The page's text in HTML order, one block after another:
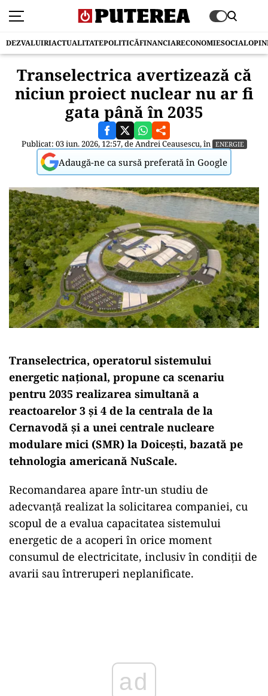
DEZVALUIRIACTUALITATEPOLITICĂFINANCIARECONOMIESOCIAL
Transelectrica avertizează că
niciun proiect nuclear nu ar fi
gata până în 2035
Publicat: 03 iun. 2026, 12:57, deAndrei Ceausescu, în ENERGIE
Adaugă-ne ca sursă preferată în Google
Transelectrica, operatorul sistemului
energetic național, propune ca scenariu
pentru 2035 realizarea simultană a
reactoarelor 3 și 4 de la centrala de la
Cernavodă și a unei centrale nucleare
modulare mici (SMR) la Doicești, bazată pe
tehnologia americană NuScale.
Recomandarea apare într-un studiu de
adecvanță realizat la solicitarea companiei, cu
scopul de a evalua capacitatea sistemului
energetic de a acoperi în orice moment
consumul de electricitate, inclusiv în condiții de
avarii sau întreruperi neplanificate.
ad